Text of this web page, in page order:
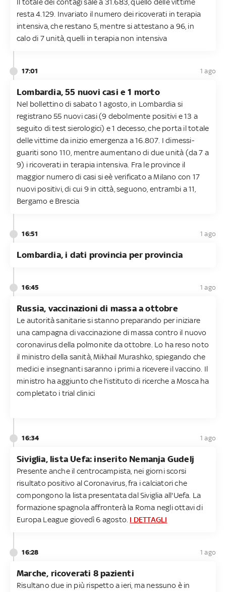
resta 4.129. Invariato il numero dei ricoverati in terapia
intensiva, che restano 5, mentre si attestano a 96, in
calo di 7 unità, quelli in terapia non intensiva
17:01 1 ago
Lombardia, 55 nuovi casi e 1 morto
Nel bollettino di sabato 1 agosto, in Lombardia si
registrano 55 nuovi casi (9 debolmente positivi e 13 a
seguito di test sierologici) e 1 decesso, che porta il totale
delle vittime da inizio emergenza a 16.807. I dimessi-
guariti sono 110, mentre aumentano di due unità (da 7 a
9) i ricoverati in terapia intensiva. Fra le province il
maggior numero di casi si eè verificato a Milano con 17
nuovi positivi, di cui 9 in città, seguono, entrambi a 11,
Bergamo e Brescia
16:51 1 ago
Lombardia, i dati provincia per provincia
16:45 1 ago
Russia, vaccinazioni di massa a ottobre
Le autorità sanitarie si stanno preparando per iniziare
una campagna di vaccinazione di massa contro il nuovo
coronavirus della polmonite da ottobre. Lo ha reso noto
il ministro della sanità, Mikhail Murashko, spiegando che
medici e insegnanti saranno i primi a ricevere il vaccino. Il
ministro ha aggiunto che l'istituto di ricerche a Mosca ha
completato i trial clinici
16:34 1 ago
Siviglia, lista Uefa: inserito Nemanja Gudelj
Presente anche il centrocampista, nei giorni scorsi
risultato positivo al Coronavirus, fra i calciatori che
compongono la lista presentata dal Siviglia all'Uefa. La
formazione spagnola affronterà la Roma negli ottavi di
Europa League giovedì 6 agosto. I DETTAGLI
16:28 1 ago
Marche, ricoverati 8 pazienti
Risultano due in più rispetto a ieri, ma nessuno è in